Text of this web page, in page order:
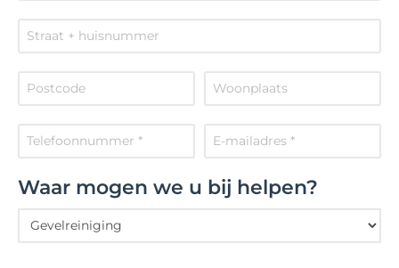
Waar mogen we u bij helpen?